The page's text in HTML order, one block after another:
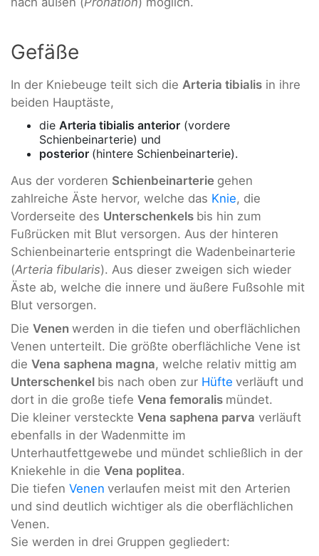
Gefäße
In der Kniebeuge teilt sich die Arteria tibialis in ihre
beiden Hauptäste,
die Arteria tibialis anterior (vordere
Schienbeinarterie) und
posterior (hintere Schienbeinarterie).
Aus der vorderen Schienbeinarterie gehen
zahlreiche Äste hervor, welche das Knie, die
Vorderseite des Unterschenkels bis hin zum
Fußrücken mit Blut versorgen. Aus der hinteren
Schienbeinarterie entspringt die Wadenbeinarterie
(Arteria fibularis). Aus dieser zweigen sich wieder
Äste ab, welche die innere und äußere Fußsohle mit
Blut versorgen.
Die Venen werden in die tiefen und oberflächlichen
Venen unterteilt. Die größte oberflächliche Vene ist
die Vena saphena magna, welche relativ mittig am
Unterschenkel bis nach oben zur Hüfte verläuft und
dort in die große tiefe Vena femoralis mündet.
Die kleiner versteckte Vena saphena parva verläuft
ebenfalls in der Wadenmitte im
Unterhautfettgewebe und mündet schließlich in der
Kniekehle in die Vena poplitea.
Die tiefen Venen verlaufen meist mit den Arterien
und sind deutlich wichtiger als die oberflächlichen
Venen.
Sie werden in drei Gruppen gegliedert: